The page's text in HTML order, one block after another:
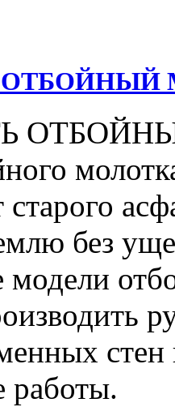
ОТБОЙНЫЙ
старого
без
стен
работы.